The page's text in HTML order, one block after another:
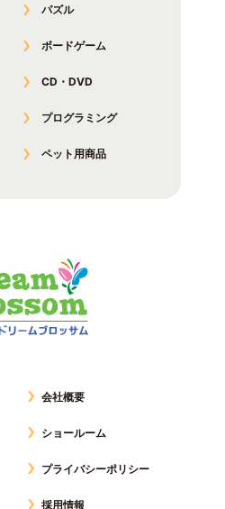
パズル
ボードゲーム
CD・DVD
プログラミング
ペット用商品
会社概要
ショールーム
プライバシーポリシー
採用情報